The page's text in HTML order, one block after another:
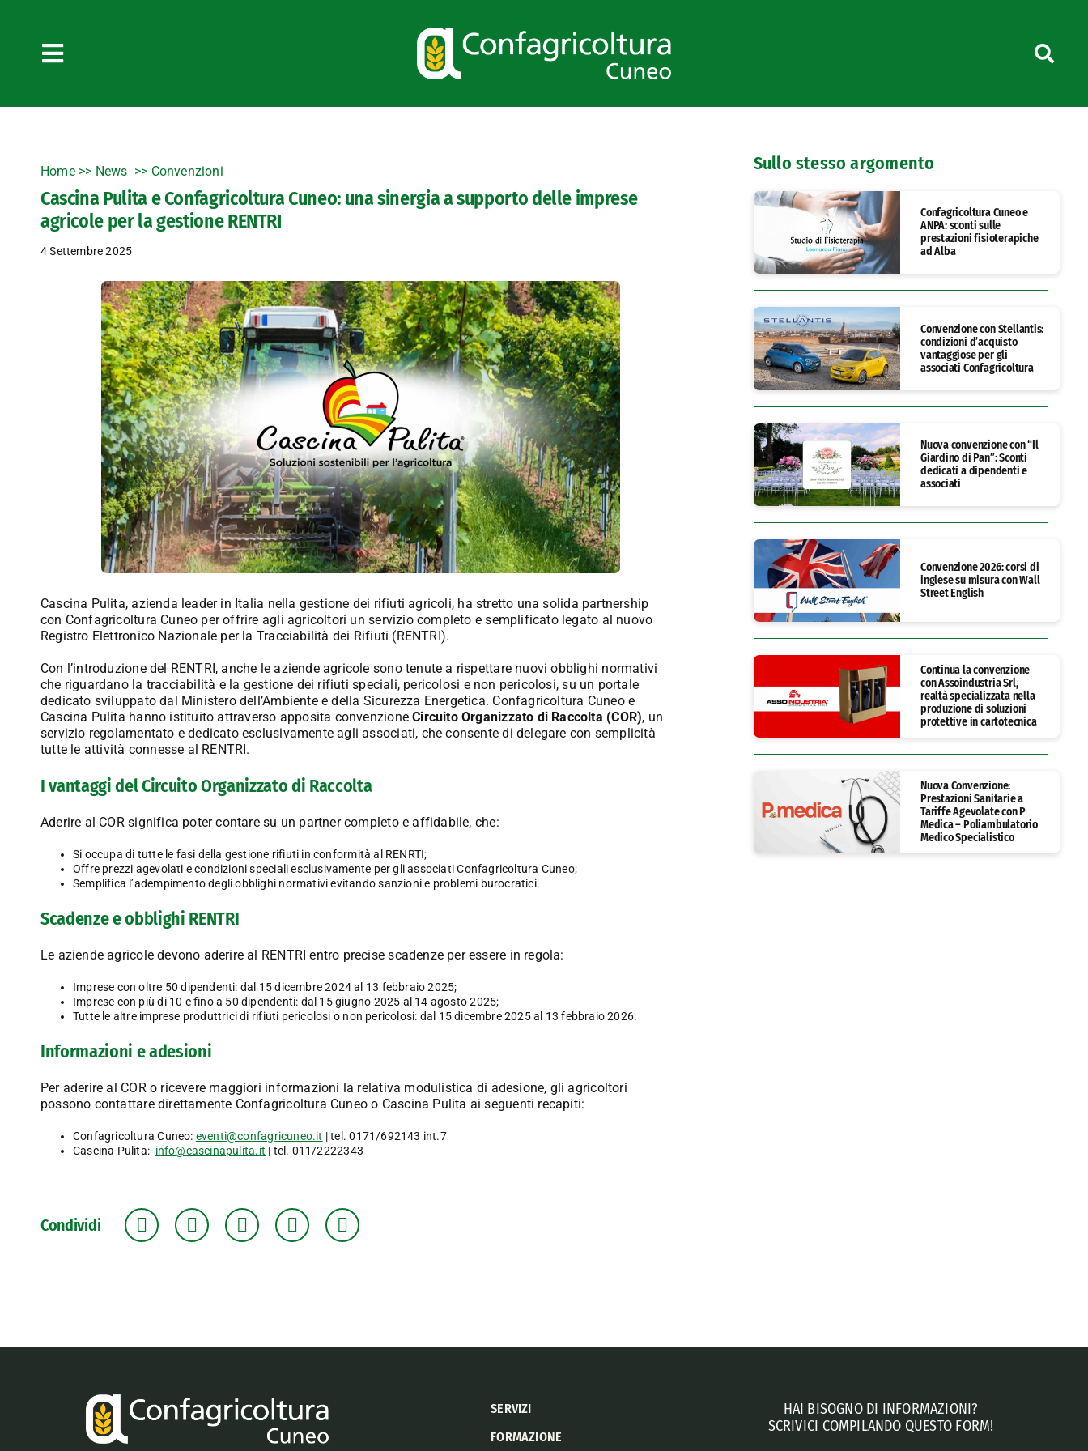
Toggle
Home>> News Convenzioni
Cascina Pulita e Confagricoltura Cuneo: una sinergia a supporto delle imprese
agricole per la gestione RENTRI
4 Settembre 2025
Cascina Pulita, azienda leader in Italia nella gestione dei rifiuti agricoli, ha stretto una solida partnership
con Confagricoltura Cuneo per offrire agli agricoltori un servizio completo e semplificato legato al nuovo
Registro Elettronico Nazionale per la Tracciabilità dei Rifiuti (RENTRI).
Con l’introduzione del RENTRI, anche le aziende agricole sono tenute a rispettare nuovi obblighi normativi
che riguardano la tracciabilità e la gestione dei rifiuti speciali, pericolosi e non pericolosi, su un portale
dedicato sviluppato dal Ministero dell’Ambiente e della Sicurezza Energetica. Confagricoltura Cuneo e
Cascina Pulita hanno istituito attraverso apposita convenzioneCircuito Organizzato di Raccolta (COR), un
servizio regolamentato e dedicato esclusivamente agli associati, che consente di delegare con semplicità
tutte le attività connesse al RENTRI.
I vantaggi del Circuito Organizzato di Raccolta
Aderire al COR significa poter contare su un partner completo e affidabile, che:
Si occupa di tutte le fasi della gestione rifiuti in conformità al RENRTI;
Offre prezzi agevolati e condizioni speciali esclusivamente per gli associati Confagricoltura Cuneo;
Semplifica l’adempimento degli obblighi normativi evitando sanzioni e problemi burocratici.
Scadenze e obblighi RENTRI
Le aziende agricole devono aderire al RENTRI entro precise scadenze per essere in regola:
Imprese con oltre 50 dipendenti: dal 15 dicembre 2024 al 13 febbraio 2025;
Imprese con più di 10 e fino a 50 dipendenti: dal 15 giugno 2025 al 14 agosto 2025;
Tutte le altre imprese produttrici di rifiuti pericolosi o non pericolosi: dal 15 dicembre 2025 al 13 febbraio 2026.
Informazioni e adesioni
Per aderire al COR o ricevere maggiori informazioni la relativa modulistica di adesione, gli agricoltori
possono contattare direttamente Confagricoltura Cuneo o Cascina Pulita ai seguenti recapiti:
Confagricoltura Cuneo: eventi@confagricuneo.it | tel. 0171/692143 int.7
Cascina Pulita: info@cascinapulita.it | tel. 011/2222343
Condividi
Sullo stesso argomento
Confagricoltura Cuneo e
ANPA: sconti sulle
prestazioni fisioterapiche
ad Alba
Convenzione con Stellantis:
condizioni d’acquisto
vantaggiose per gli
associati Confagricoltura
Nuova convenzione con “Il
Giardino di Pan”: Sconti
dedicati a dipendenti e
associati
Convenzione 2026: corsi di
inglese su misura con Wall
Street English
Continua la convenzione
con Assoindustria Srl,
realtà specializzata nella
produzione di soluzioni
protettive in cartotecnica
Nuova Convenzione:
Prestazioni Sanitarie a
Tariffe Agevolate con P
Medica – Poliambulatorio
Medico Specialistico
SERVIZI
FORMAZIONE
HAI BISOGNO DI INFORMAZIONI?
SCRIVICI COMPILANDO QUESTO FORM!